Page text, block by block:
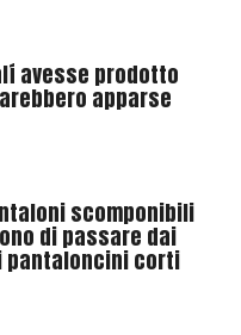
avesse prodotto
apparse
scomponibili
di passare dai
pantaloncini corti